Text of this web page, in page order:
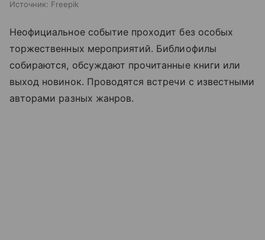
Источник: Freepik
Неофициальное событие проходит без особых
торжественных мероприятий. Библиофилы
собираются, обсуждают прочитанные книги или
выход новинок. Проводятся встречи с известными
авторами разных жанров.